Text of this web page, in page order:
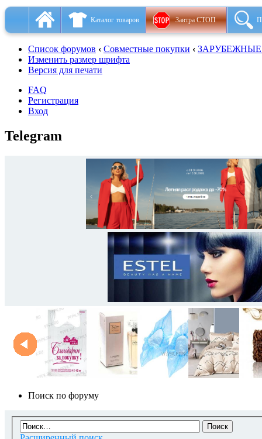
Каталог товаров Завтра СТОП
Список форумов ‹ Совместные покупки ‹
Изменить размер шрифта
Версия для печати
FAQ
Регистрация
Вход
Telegram
Поиск по форуму